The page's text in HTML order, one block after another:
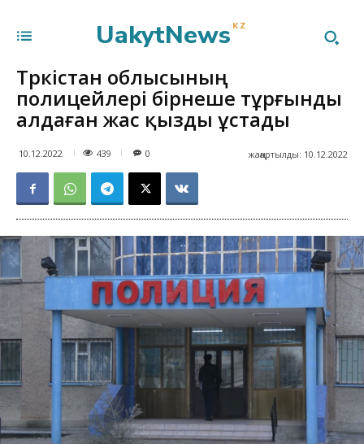
UakytNews KZ
Түркістан облысының
полицейлері бірнеше тұрғынды
алдаған жас қызды ұстады
10.12.2022 439 жаңартылды: 10.12.2022
0